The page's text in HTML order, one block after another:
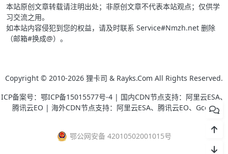
本站原创文章转载请注明出处；非原创文章不代表本站观点；仅供学
习交流之用。
如本站内容侵犯到您的权益，请及时联系 Service#Nmzh.net 删除
（邮箱#换成@）。
Copyright © 2010-2026 狸卡司 & Rayks.Com All Rights Reserved.
ICP备案号： 鄂ICP备15015577号-4 | 国内CDN节点支持：阿里云ESA、
腾讯云EO | 海外CDN节点支持：阿里云ESA、腾讯云EO、Gcore
鄂公网安备 42010502001015号